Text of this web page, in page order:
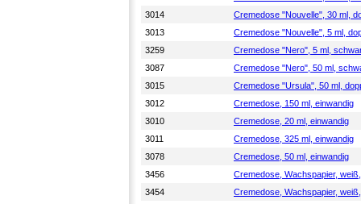
3014
Cremedose "Nouvelle", 30 ml,
3013
Cremedose "Nouvelle", 5 ml,
3259
Cremedose "Nero", 5 ml,
3087
Cremedose "Nero", 50 ml,
3015
Cremedose "Ursula", 50 ml,
3012
Cremedose, 150 ml, einwandig
3010
Cremedose, 20 ml, einwandig
3011
Cremedose, 325 ml, einwandig
3078
Cremedose, 50 ml, einwandig
3456
Cremedose, Wachspapier,
3454
Cremedose, Wachspapier,